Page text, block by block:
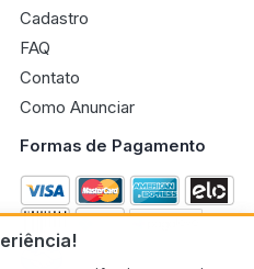
Cadastro
FAQ
Contato
Como Anunciar
Formas de Pagamento